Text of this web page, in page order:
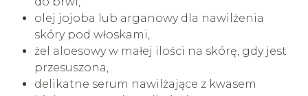
olej jojoba lub arganowy dla nawilżenia
skóry pod włoskami,
żel aloesowy w małej ilości na skórę, gdy jest
przesuszona,
delikatne serum nawilżające z kwasem